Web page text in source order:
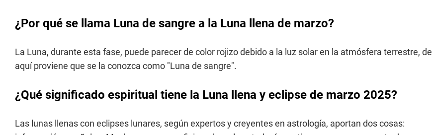
¿Por qué se llama Luna de sangre a la Luna llena de marzo?
La Luna, durante esta fase, puede parecer de color rojizo debido a la luz solar en la atmósfera terrestre, de
aquí proviene que se la conozca como "Luna de sangre".
¿Qué significado espiritual tiene la Luna llena y eclipse de marzo 2025?
Las lunas llenas con eclipses lunares, según expertos y creyentes en astrología, aportan dos cosas: